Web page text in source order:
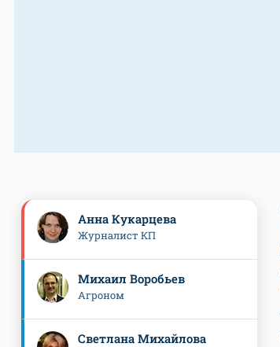
Анна Кукарцева
Журналист КП
Михаил Воробьев
Агроном
Светлана Михайлова